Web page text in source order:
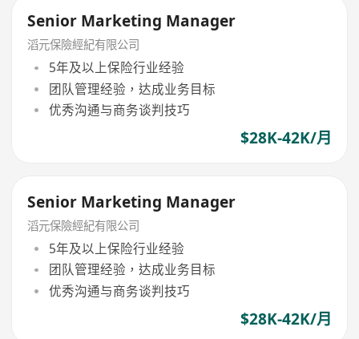
Senior Marketing Manager
滔元保險經紀有限公司
5年及以上保险行业经验
团队管理经验，达成业务目标
优秀沟通与商务谈判技巧
$28K-42K/月
Senior Marketing Manager
滔元保險經紀有限公司
5年及以上保险行业经验
团队管理经验，达成业务目标
优秀沟通与商务谈判技巧
$28K-42K/月